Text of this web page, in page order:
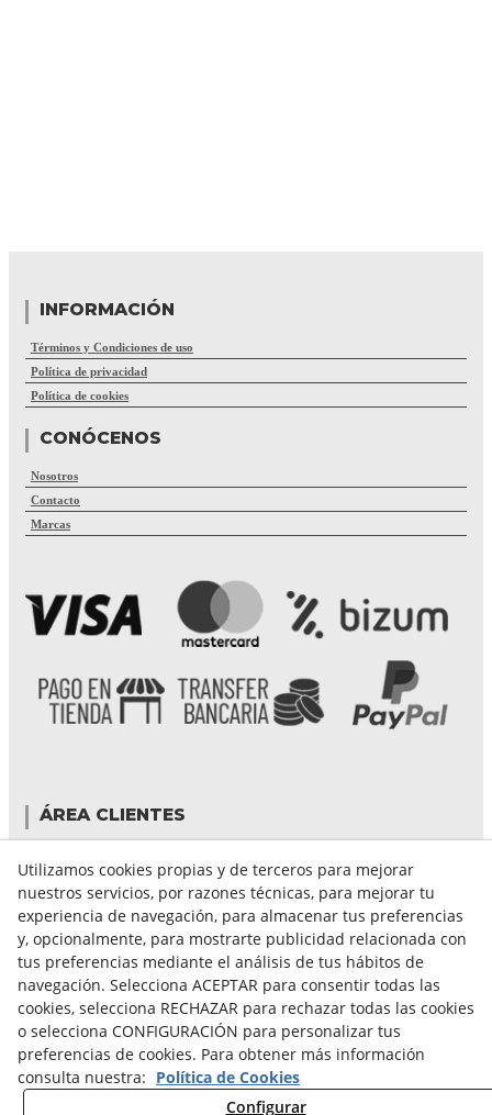
INFORMACIÓN
Términos y Condiciones de uso
Política de privacidad
Política de cookies
CONÓCENOS
Nosotros
Contacto
Marcas
ÁREA CLIENTES
Mis compras
Cambiar contraseña
Crear cuenta
Condiciones de compra
GUÍA DE COMPRA
FORMAS DE PAGO
FORMAS DE ENVÍO
Utilizamos cookies propias y de terceros para mejorar
nuestros servicios, por razones técnicas, para mejorar tu
experiencia de navegación, para almacenar tus preferencias
y, opcionalmente, para mostrarte publicidad relacionada con
tus preferencias mediante el análisis de tus hábitos de
navegación. Selecciona ACEPTAR para consentir todas las
cookies, selecciona RECHAZAR para rechazar todas las cookies
o selecciona CONFIGURACIÓN para personalizar tus
preferencias de cookies. Para obtener más información
consulta nuestra: Política de Cookies
Configurar